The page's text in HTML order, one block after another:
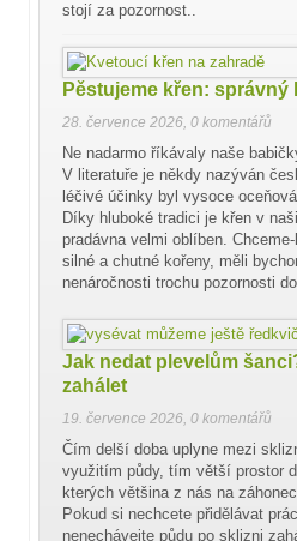
stojí za pozornost..
Pěstujeme křen: správný
28. července 2026, 0 komentářů
Ne nadarmo říkávaly naše
V literatuře je někdy nazýván
léčivé účinky byl vysoce
Díky hluboké tradici je křen v
pradávna velmi oblíben.
silné a chutné kořeny, měli
nenáročnosti trochu pozornosti
Jak nedat plevelům
zahálet
19. července 2026, 0 komentářů
Čím delší doba uplyne mezi
využitím půdy, tím větší prostor
kterých většina z nás na
Pokud si nechcete přidělávat
nenechávejte půdu po sklizni